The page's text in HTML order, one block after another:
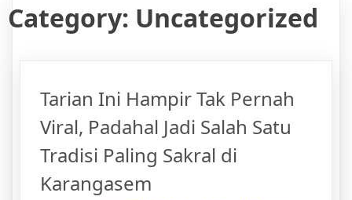
Category: Uncategorized
Tarian Ini Hampir Tak Pernah
Viral, Padahal Jadi Salah Satu
Tradisi Paling Sakral di
Karangasem